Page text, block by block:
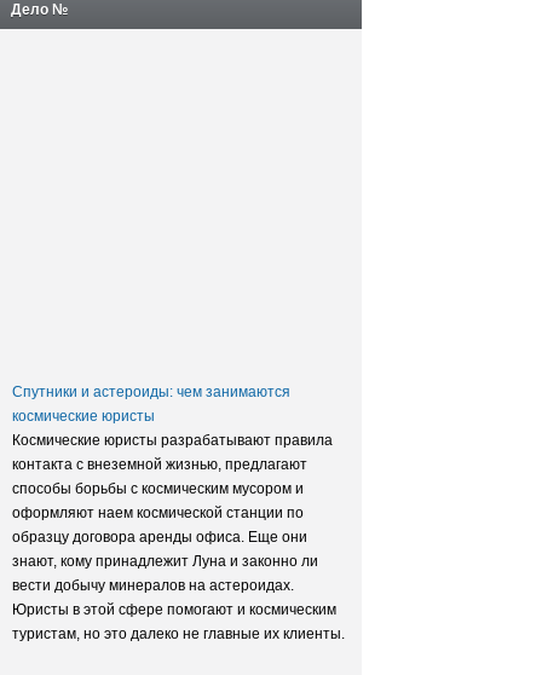
Дело №
Спутники и астероиды: чем занимаются
космические юристы
Космические юристы разрабатывают правила
контакта с внеземной жизнью, предлагают
способы борьбы с космическим мусором и
оформляют наем космической станции по
образцу договора аренды офиса. Еще они
знают, кому принадлежит Луна и законно ли
вести добычу минералов на астероидах.
Юристы в этой сфере помогают и космическим
туристам, но это далеко не главные их клиенты.